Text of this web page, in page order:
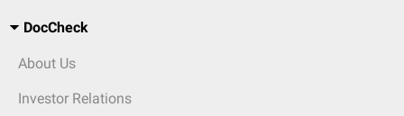
DocCheck
About Us
Investor Relations